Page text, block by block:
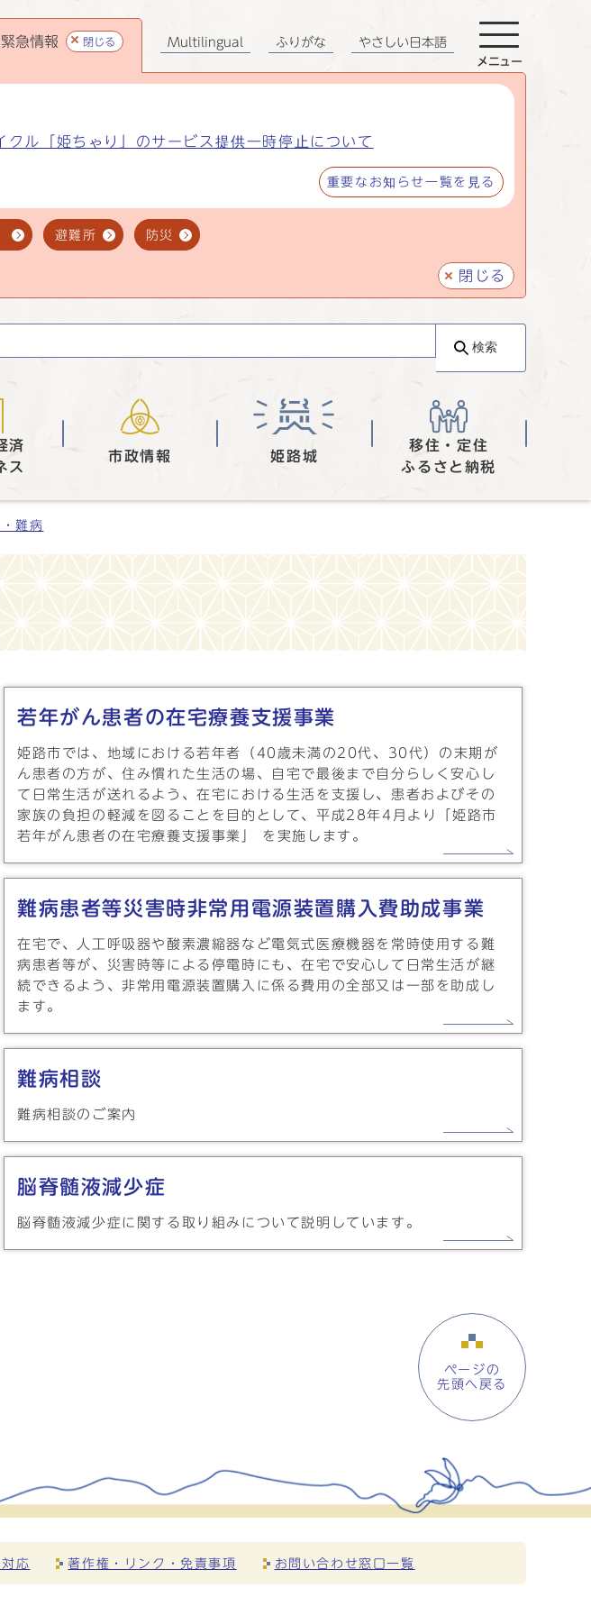
緊急情報 閉じる
クル「姫ちゃり」のサービス提供一時停止について
重要なお知らせ一覧を見る
避難所 防災
閉じる
Multilingual ふりがな やさしい日本語
メニュー
検索
済
ス
市政情報 姫路城
移住・定住
ふるさと納税
難病
若年がん患者の在宅療養支援事業
姫路市では、地域における若年者（40歳未満の20代、30代）の末期が
ん患者の方が、住み慣れた生活の場、自宅で最後まで自分らしく安心し
て日常生活が送れるよう、在宅における生活を支援し、患者およびその
家族の負担の軽減を図ることを目的として、平成28年4月より「姫路市
若年がん患者の在宅療養支援事業」 を実施します。
難病患者等災害時非常用電源装置購入費助成事業
在宅で、人工呼吸器や酸素濃縮器など電気式医療機器を常時使用する難
病患者等が、災害時等による停電時にも、在宅で安心して日常生活が継
続できるよう、非常用電源装置購入に係る費用の全部又は一部を助成し
ます。
難病相談
難病相談のご案内
脳脊髄液減少症
脳脊髄液減少症に関する取り組みについて説明しています。
ページの
先頭へ戻る
応 著作権・リンク・免責事項 お問い合わせ窓口一覧